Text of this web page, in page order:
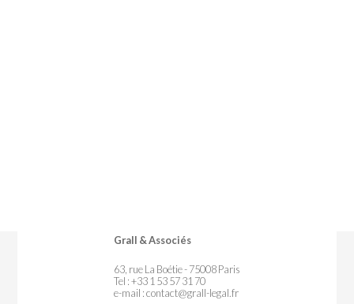
Grall & Associés
63, rue La Boétie - 75008 Paris
Tel : +33 1 53 57 31 70
e-mail :contact@grall-legal.fr